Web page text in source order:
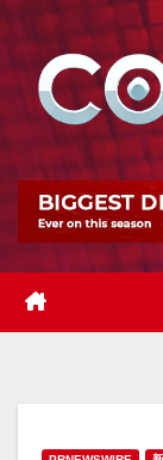
Skip
content